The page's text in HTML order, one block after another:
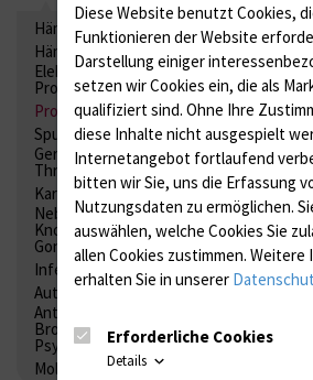
Hämatologie / Anämie
Retikulozyten
Hämoglobinelektrophorese
Elektrolyte, Enzyme, Substrate,
Proteine
Proteine
Lipide / Lipoproteine
Spurenelemente
Säuren-Basen-
Gerinnung / Gerinnungsaktivierung /
Thrombozytenfunktion /
Kardiale Marker
Tumormarker
Nebenniere / Niere; Nebenschilddrüse (
Knochen; Hypophyse / Wachstum;
Gonaden / Zyklus / Sterilität
Infektionsserologie
Allergiediagnostik
Autoimmundiagnostik
Antibiotika, Zystostatika,
Bronchospasmolytika, Antiepileptika,
Psychpharmaka
Molekulare Diagnostik
Diese Website benutzt Cookies,
Funktionieren der Website
Darstellung einiger
setzen wir Cookies ein, die als
qualifiziert sind. Ohne Ihre
diese Inhalte nicht ausgespielt
Internetangebot fortlaufend
bitten wir Sie, uns die Erfassung
Nutzungsdaten zu ermöglichen.
auswählen, welche Cookies Sie
allen Cookies zustimmen.
erhalten Sie in unserer
Erforderliche Cookies
Details